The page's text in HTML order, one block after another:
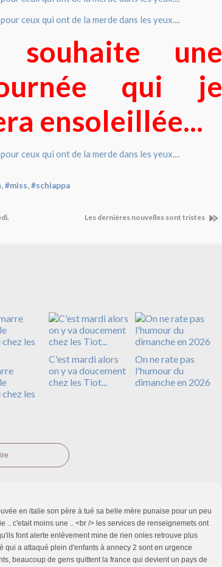
une
qui je
ensoleillée...
,#miss,#schiappa
Les dernières nouvelles sont tristes
les
C'est mardi alors
on y va doucement
chez les Tiot...
On ne rate pas
l'humour du
dimanche en 2026
en italie son père à tué sa belle mère punaise pour un peu
.. c'etait moins une .. <br /> les services de renseignemets ont
font alerte enlèvement mine de rien onles retrouve plus
qui a attaqué plein d'enfants à annecy 2 sont en urgence
beaucoup de gens quittent la france qui devient un pays de